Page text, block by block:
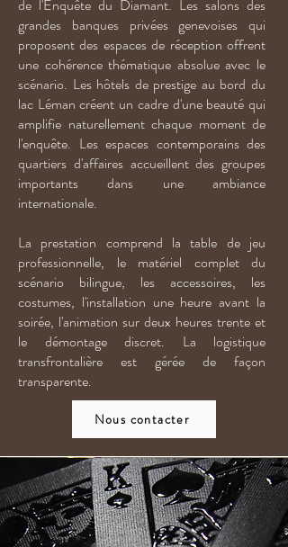
de l'Enquête du Diamant. Les salons des
grandes banques privées genevoises qui
proposent des espaces de réception offrent
une cohérence thématique absolue avec le
scénario. Les hôtels de prestige au bord du
lac Léman créent un cadre d'une beauté qui
amplifie naturellement chaque moment de
l'enquête. Les espaces contemporains des
quartiers d'affaires accueillent des groupes
importants dans une ambiance
internationale.
La prestation comprend la table de jeu
professionnelle, le matériel complet du
scénario bilingue, les accessoires, les
costumes, l'installation une heure avant la
soirée, l'animation sur deux heures trente et
le démontage discret. La logistique
transfrontalière est gérée de façon
transparente.
Nous contacter